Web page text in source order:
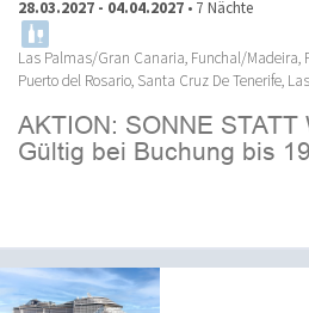
28.03.2027 - 04.04.2027 • 7 Nächte
Las Palmas/Gran Canaria, Funchal/Madeira,
Puerto del Rosario, Santa Cruz De Tenerife,